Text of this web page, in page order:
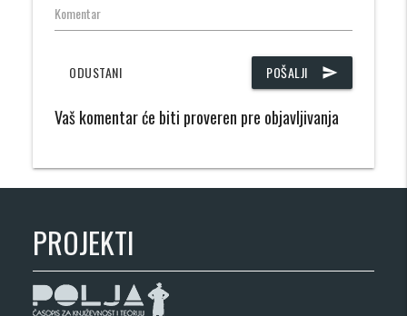
Komentar
POŠALJI send
ODUSTANI
Vaš komentar će biti proveren pre objavljivanja
PROJEKTI